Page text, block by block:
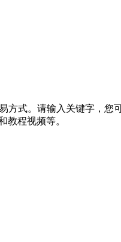
方式。请输入关键字，
教程视频等。